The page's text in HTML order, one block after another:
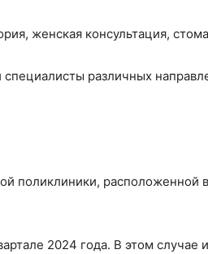
женская консультация,
различных
поликлиники, расположенной
2024 года. В этом